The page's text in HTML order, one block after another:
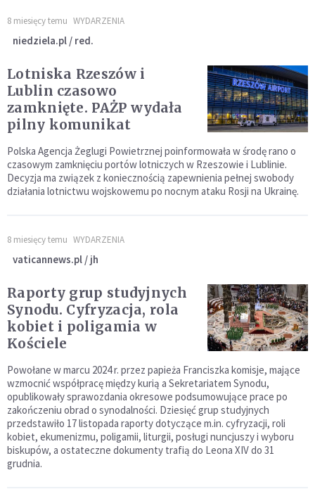
8 miesięcy temu WYDARZENIA
niedziela.pl / red.
Lotniska Rzeszów i
Lublin czasowo
zamknięte. PAŻP wydała
pilny komunikat
Polska Agencja Żeglugi Powietrznej poinformowała w środę rano o
czasowym zamknięciu portów lotniczych w Rzeszowie i Lublinie.
Decyzja ma związek z koniecznością zapewnienia pełnej swobody
działania lotnictwu wojskowemu po nocnym ataku Rosji na Ukrainę.
8 miesięcy temu WYDARZENIA
vaticannews.pl / jh
Raporty grup studyjnych
Synodu. Cyfryzacja, rola
kobiet i poligamia w
Kościele
Powołane w marcu 2024 r. przez papieża Franciszka komisje, mające
wzmocnić współpracę między kurią a Sekretariatem Synodu,
opublikowały sprawozdania okresowe podsumowujące prace po
zakończeniu obrad o synodalności. Dziesięć grup studyjnych
przedstawiło 17 listopada raporty dotyczące m.in. cyfryzacji, roli
kobiet, ekumenizmu, poligamii, liturgii, posługi nuncjuszy i wyboru
biskupów, a ostateczne dokumenty trafią do Leona XIV do 31
grudnia.